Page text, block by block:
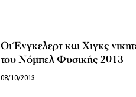
Οι Ένγκελερτ και Χιγκς
του Νόμπελ Φυσικής 2013
08/10/2013